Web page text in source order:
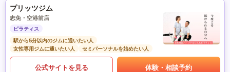
プリッツジム
志免・空港前店
ピラティス
駅から5分以内のジムに通いたい人
女性専用ジムに通いたい人
セミパーソナルを始めたい人
公式サイトを見る 体験・相談予約